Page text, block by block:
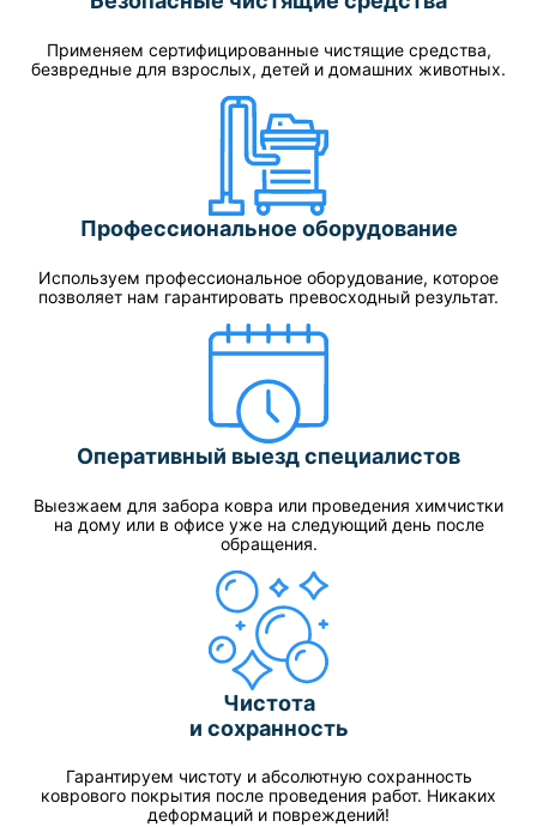
Применяем сертифицированные чистящие средства,
безвредные для взрослых, детей и домашних животных.
Профессиональное оборудование
Используем профессиональное оборудование, которое
позволяет нам гарантировать превосходный результат.
Оперативный выезд специалистов
Выезжаем для забора ковра или проведения химчистки
на дому или в офисе уже на следующий день после
обращения.
Чистота
и сохранность
Гарантируем чистоту и абсолютную сохранность
коврового покрытия после проведения работ. Никаких
деформаций и повреждений!